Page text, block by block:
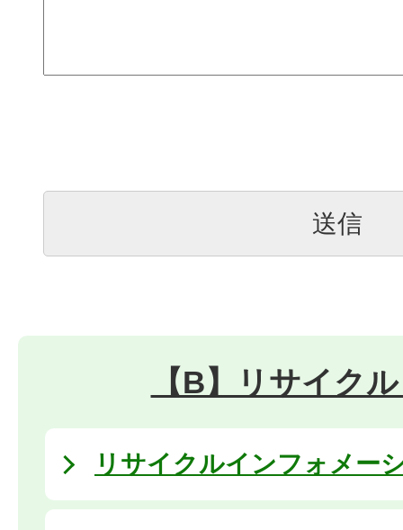
【B】リサイク
リサイクルインフォメー